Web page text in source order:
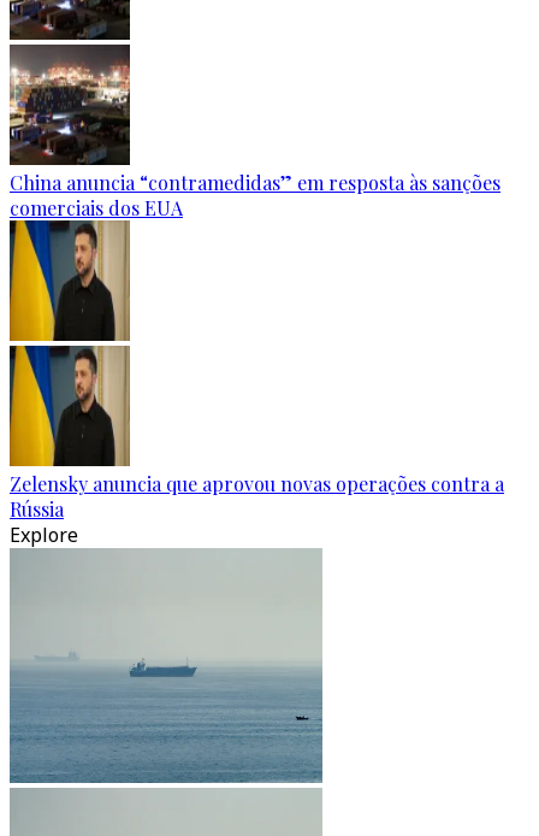
China anuncia “contramedidas” em resposta às sanções
comerciais dos EUA
Zelensky anuncia que aprovou novas operações contra a
Rússia
Explore